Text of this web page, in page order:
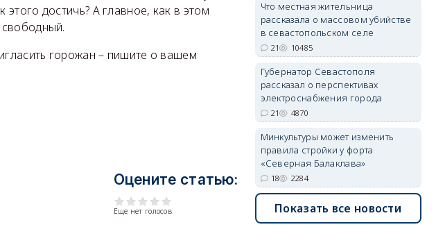
достичь? А главное, как в этом
горожан – пишите о вашем
Оцените статью:
Еще нет голосов
Что местная жительница
рассказала о массовом убийстве
в севастопольском селе
21 10485
Губернатор Севастополя
рассказал о перспективах
электроснабжения города
21 4870
Минкультуры может изменить
правила стройки у форта
«Северная Балаклава»
18 2284
Показать все новости